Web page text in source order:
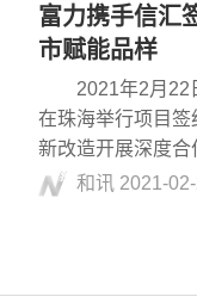
富力携手信汇
市赋能品样
2021年2月22日
在珠海举行项目
新改造开展深度
和讯 2021-